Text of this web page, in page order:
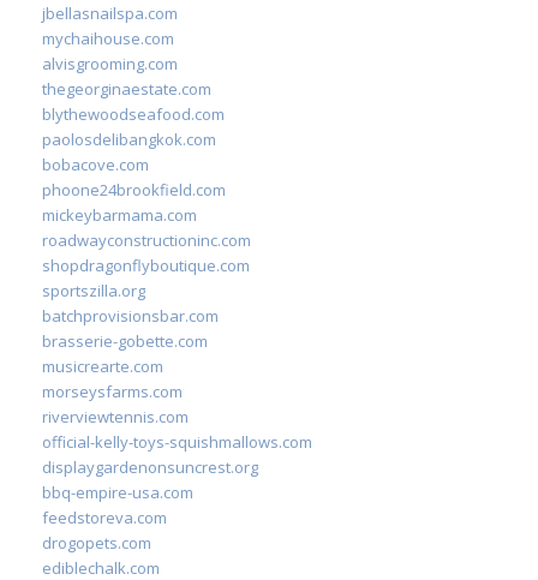
jbellasnailspa.com
mychaihouse.com
alvisgrooming.com
thegeorginaestate.com
blythewoodseafood.com
paolosdelibangkok.com
bobacove.com
phoone24brookfield.com
mickeybarmama.com
roadwayconstructioninc.com
shopdragonflyboutique.com
sportszilla.org
batchprovisionsbar.com
brasserie-gobette.com
musicrearte.com
morseysfarms.com
riverviewtennis.com
official-kelly-toys-squishmallows.com
displaygardenonsuncrest.org
bbq-empire-usa.com
feedstoreva.com
drogopets.com
ediblechalk.com